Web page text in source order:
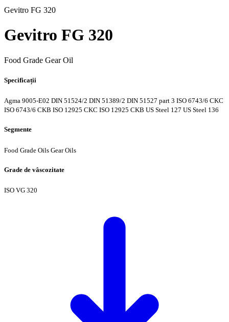
Gevitro FG 320
Gevitro FG 320
Food Grade Gear Oil
Specificații
Agma 9005-E02 DIN 51524/2 DIN 51389/2 DIN 51527 part 3 ISO 6743/6 CKC
ISO 6743/6 CKB ISO 12925 CKC ISO 12925 CKB US Steel 127 US Steel 136
Segmente
Food Grade Oils Gear Oils
Grade de vâscozitate
ISO VG 320